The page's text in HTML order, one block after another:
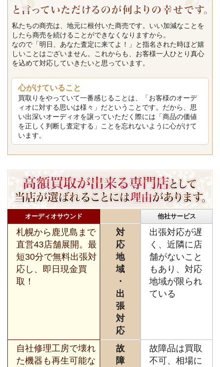
私たちの商売は、地元に根付いた商売です。いい加減なことを
したら商売を続けることができなくなりますから。
なので「明日、あなた査定に来てよ！」と指名された時ほど嬉
しいことはございません。これからも、お客様一人ひとり真心
を込めて対応していきたいと思っています。
心がけていること
買取りをやっていて一番感じることは、「お客様のオーデ
ィオに対する思いは様々」だということです。だから、思
い出深いオーディオを譲っていただく際には「商品の価値
を正しく判断し査定する」ことを忘れないように心がけて
います。
オーディオサウンド 他社サービス
札幌から鹿児島まで
直営43店舗展開。最
短30分で無料出張対
応し、即日現金買
取！
対
応
地
域
・
出
張
対
応
出張対応が遅
く、近隣に店
舗がないこと
もあり、対応
地域が限られ
ている
自社修理工房で壊れ
た機器も再生可能な
故
障
故障品は買取
不可、相場に